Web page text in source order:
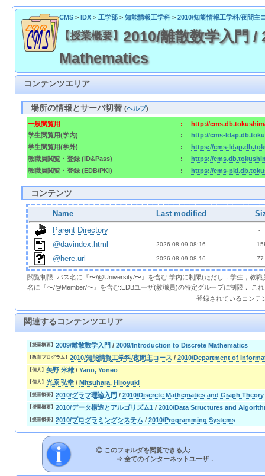
CMS> IDX> 工学部> 知能情報工学科> 2010/知能情報工学科/夜間主
【授業概要】 2010/離散数学入門
Mathematics
コンテンツエリア
場所の情報とサーバ切替(ヘルプ)
一般閲覧用 :
http://
学生閲覧用(学内)
:
http://cms-
学生閲覧用(学外)
:
https://cms-
教職員閲覧・登録 (ID&Pass)
:
https://
教職員閲覧・登録 (EDB/PKI)
: https://cms-
コンテンツ
Name Last modified
Parent Directory
  -
@davindex.html 2026-08-09 08:16
@here.url 2026-08-09 08:16 77
閲覧制限: パス名に『〜/@University/〜』を含む:学内に制限(ただし，学生，教
名に『〜/@Member/〜』を含む:EDBユーザ(教職員)の特定グループに制限． こ
登録されているコンテ
関連するコンテンツエリア
【授業概要】 2009/離散数学入門 / 2009/Introduction to Discrete Mathematics
【教育プログラム】 2010/知能情報工学科/夜間主コース / 2010/Department of
【個人】 矢野 米雄/ Yano, Yoneo
【個人】 光原 弘幸 / Mitsuhara, Hiroyuki
【授業概要】 2010/グラフ理論入門 / 2010/Discrete Mathematics and Graph Theory
【授業概要】 2010/データ構造とアルゴリズム1 / 2010/Data Structures and
【授業概要】 2010/プログラミングシステム / 2010/Programming Systems
◎ このフォルダを閲覧できる人:
⇒ 全てのインターネットユーザ．